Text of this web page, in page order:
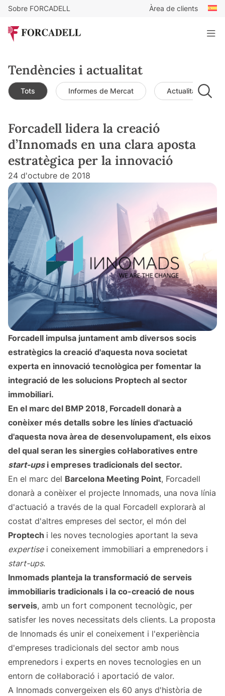
Sobre FORCADELL Àrea de clients
Tendències i actualitat
Tots Informes de Mercat Actualitat de
Forcadell lidera la creació
d’Innomads en una clara aposta
estratègica per la innovació
24 d'octubre de 2018
Forcadell impulsa juntament amb diversos socis
estratègics la creació d'aquesta nova societat
experta en innovació tecnològica per fomentar la
integració de les solucions Proptech al sector
immobiliari.
En el marc del BMP 2018, Forcadell donarà a
conèixer més detalls sobre les línies d'actuació
d'aquesta nova àrea de desenvolupament, els eixos
del qual seran les sinergies col·laboratives entre
start-upsi empreses tradicionals del sector.
En el marc del Barcelona Meeting Point, Forcadell
donarà a conèixer el projecte Innomads, una nova línia
d'actuació a través de la qual Forcadell explorarà al
costat d'altres empreses del sector, el món del
Proptech i les noves tecnologies aportant la seva
expertisei coneixement immobiliari a emprenedors i
start-ups.
Inmomads planteja la transformació de serveis
immobiliaris tradicionals i la co-creació de nous
serveis, amb un fort component tecnològic, per
satisfer les noves necessitats dels clients. La proposta
de Innomads és unir el coneixement i l'experiència
d'empreses tradicionals del sector amb nous
emprenedors i experts en noves tecnologies en un
entorn de col·laboració i aportació de valor.
A Innomads convergeixen els 60 anys d'història de